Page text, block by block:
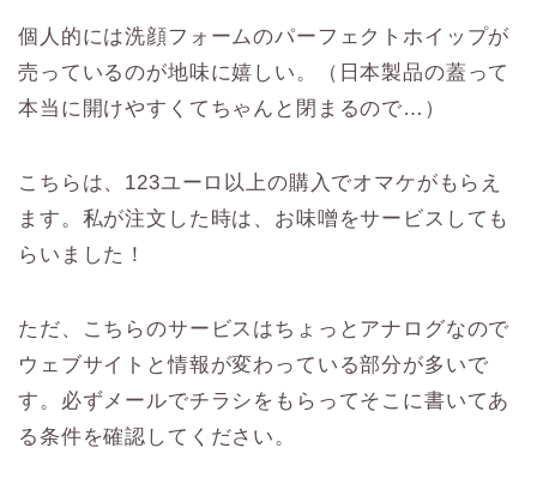
個人的には洗顔フォームのパーフェクトホイップが
売っているのが地味に嬉しい。（日本製品の蓋って
本当に開けやすくてちゃんと閉まるので…）
こちらは、123ユーロ以上の購入でオマケがもらえ
ます。私が注文した時は、お味噌をサービスしても
らいました！
ただ、こちらのサービスはちょっとアナログなので
ウェブサイトと情報が変わっている部分が多いで
す。必ずメールでチラシをもらってそこに書いてあ
る条件を確認してください。